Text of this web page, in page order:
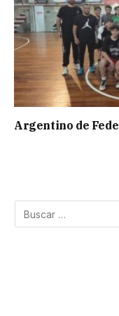
Argentino de